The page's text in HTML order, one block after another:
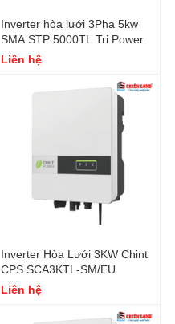
Inverter hòa lưới 3Pha 5kw
SMA STP 5000TL Tri Power
Liên hệ
Inverter Hòa Lưới 3KW Chint
CPS SCA3KTL-SM/EU
Liên hệ